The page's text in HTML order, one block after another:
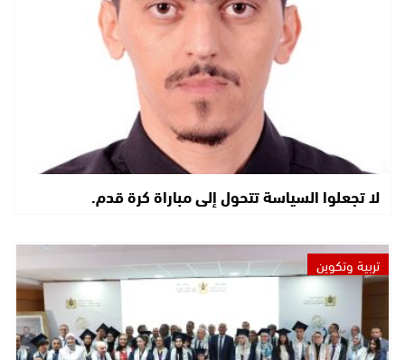
لا تجعلوا السياسة تتحول إلى مباراة كرة قدم.
تربية وتكوين